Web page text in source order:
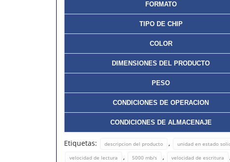
FORMATO
TIPO DE CHIP
COLOR
DIMENSIONES DEL PRODUCTO
PESO
CONDICIONES DE OPERACION
CONDICIONES DE ALMACENAJE
Etiquetas: descripcion del producto , unidad en estado
velocidad de lectura , 5000 mb/s , velocidad de escritura